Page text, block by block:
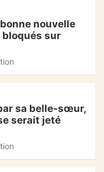
nouvelle
sur
sa belle-sœur,
serait jeté